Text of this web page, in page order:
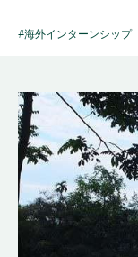
#海外インターンシップ